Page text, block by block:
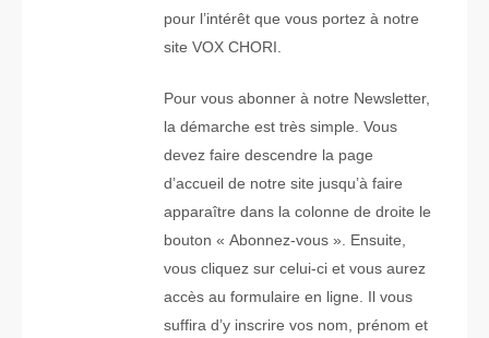
pour l’intérêt que vous portez à notre
site VOX CHORI.
Pour vous abonner à notre Newsletter,
la démarche est très simple. Vous
devez faire descendre la page
d’accueil de notre site jusqu’à faire
apparaître dans la colonne de droite le
bouton « Abonnez-vous ». Ensuite,
vous cliquez sur celui-ci et vous aurez
accès au formulaire en ligne. Il vous
suffira d’y inscrire vos nom, prénom et